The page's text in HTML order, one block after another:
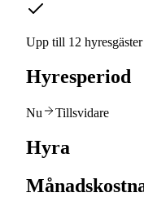
Upp till 12 hyresgäster
Hyresperiod
Nu Tillsvidare
Hyra